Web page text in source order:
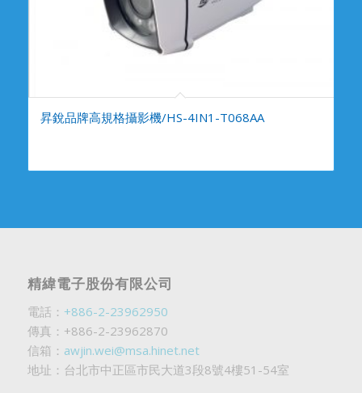
昇銳品牌高規格攝影機/HS-4IN1-T068AA
精緯電子股份有限公司
電話： +886-2-23962950
傳真：+886-2-23962870
信箱： awjin.wei@msa.hinet.net
地址：台北市中正區市民大道3段8號4樓51-54室